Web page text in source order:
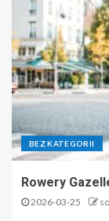
BEZ KATEGORII
Rowery
2026-03-25